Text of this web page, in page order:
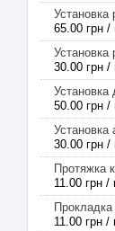
Установка
65.00 грн /
Установка
30.00 грн /
50.00 грн /
Установка
30.00 грн /
Протяжка
11.00 грн /
11.00 грн /